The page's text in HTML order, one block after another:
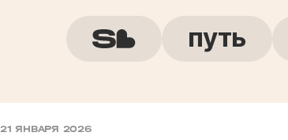
путь
21 ЯНВАРЯ 2026